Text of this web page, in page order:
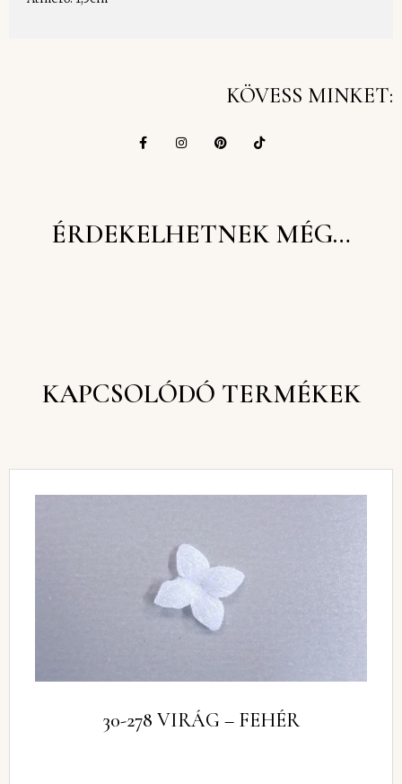
KÖVESS MINKET:
ÉRDEKELHETNEK MÉG…
KAPCSOLÓDÓ TERMÉKEK
30-278 VIRÁG – FEHÉR